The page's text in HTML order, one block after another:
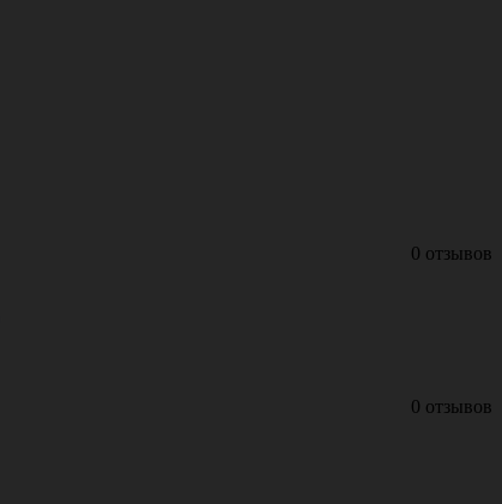
0 отзывов
0 отзывов